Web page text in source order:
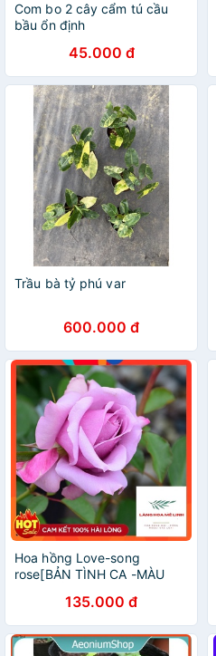
Com bo 2 cây cẩm tú cầu
bầu ổn định
45.000 đ
Trầu bà tỷ phú var
600.000 đ
Hoa hồng Love-song
rose[BẢN TÌNH CA -MÀU
hoa bông to, hoa bền
135.000 đ